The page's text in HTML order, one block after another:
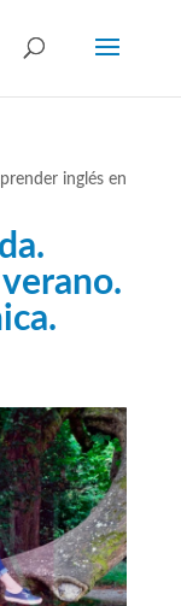
inglés en